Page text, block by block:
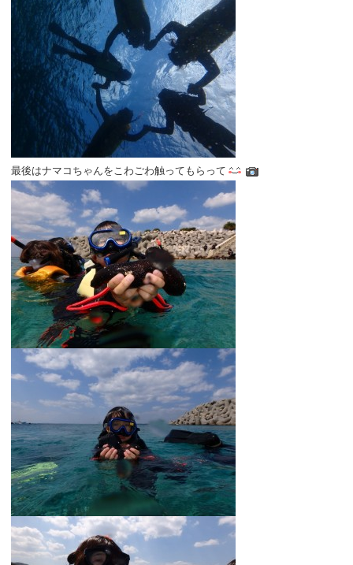
最後はナマコちゃんをこわごわ触ってもらって